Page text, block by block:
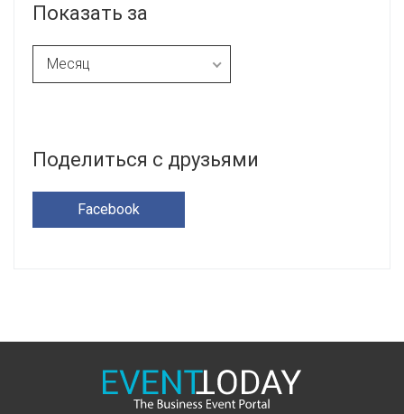
Показать за
Месяц
Полгода
Поделиться с друзьями
Facebook